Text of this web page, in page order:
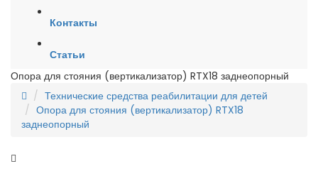
Контакты
Статьи
Опора для стояния (вертикализатор) RTX18 заднеопорный
Технические средства реабилитации для детей
Опора для стояния (вертикализатор) RTX18
заднеопорный